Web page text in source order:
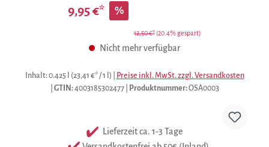
9,95 €* %
12,50 €* (20.4% gespart)
Nicht mehr verfügbar
Inhalt: 0.425 l (23,41 €* / 1 l)
Preise inkl. MwSt. zzgl. Versandkosten
GTIN:4003185302477 Produktnummer:OSA0003
Lieferzeit ca. 1-3 Tage